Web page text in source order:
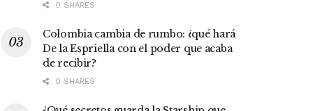
0 SHARES
Colombia cambia de rumbo: ¿qué hará
De la Espriella con el poder que acaba
de recibir?
0 SHARES